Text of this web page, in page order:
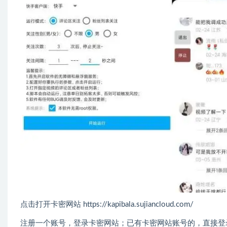
点击打开卡密网站 https://kapibala.sujiancloud.com/
注册一个账号，登录卡密网站；已有卡密网站账号的，直接